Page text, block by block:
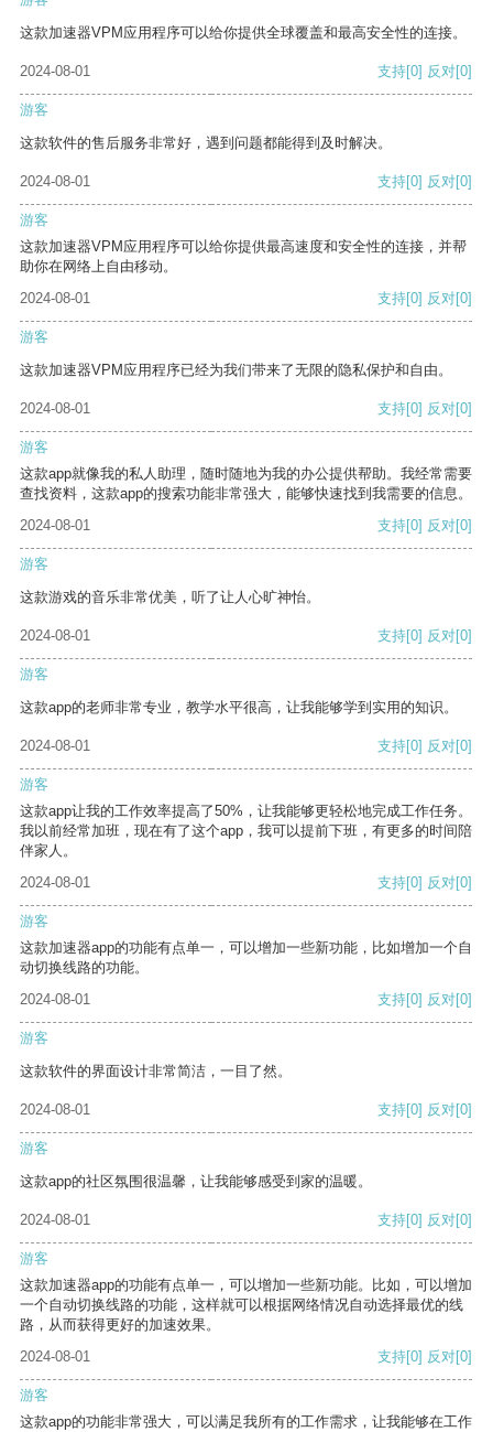
这款加速器VPM应用程序可以给你提供全球覆盖和最高安全性的连接。
2024-08-01 支持[0] 反对[0]
游客
这款软件的售后服务非常好，遇到问题都能得到及时解决。
2024-08-01 支持[0] 反对[0]
游客
这款加速器VPM应用程序可以给你提供最高速度和安全性的连接，并帮
助你在网络上自由移动。
2024-08-01
支持[0] 反对[0]
游客
这款加速器VPM应用程序已经为我们带来了无限的隐私保护和自由。
2024-08-01 支持[0] 反对[0]
游客
这款app就像我的私人助理，随时随地为我的办公提供帮助。我经常需要
查找资料，这款app的搜索功能非常强大，能够快速找到我需要的信息。
2024-08-01
支持[0] 反对[0]
游客
这款游戏的音乐非常优美，听了让人心旷神怡。
2024-08-01 支持[0] 反对[0]
游客
这款app的老师非常专业，教学水平很高，让我能够学到实用的知识。
2024-08-01 支持[0] 反对[0]
游客
这款app让我的工作效率提高了50%，让我能够更轻松地完成工作任务。
我以前经常加班，现在有了这个app，我可以提前下班，有更多的时间陪
伴家人。
2024-08-01
支持[0] 反对[0]
游客
这款加速器app的功能有点单一，可以增加一些新功能，比如增加一个自
动切换线路的功能。
2024-08-01
支持[0] 反对[0]
游客
这款软件的界面设计非常简洁，一目了然。
2024-08-01 支持[0] 反对[0]
游客
这款app的社区氛围很温馨，让我能够感受到家的温暖。
2024-08-01 支持[0] 反对[0]
游客
这款加速器app的功能有点单一，可以增加一些新功能。比如，可以增加
一个自动切换线路的功能，这样就可以根据网络情况自动选择最优的线
路，从而获得更好的加速效果。
2024-08-01
支持[0] 反对[0]
游客
这款app的功能非常强大，可以满足我所有的工作需求，让我能够在工作